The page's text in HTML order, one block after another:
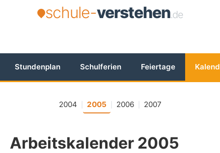
schule-verstehen.de
Stundenplan Schulferien Feiertage
2004 2005 2006 2007
Arbeitskalender 2005